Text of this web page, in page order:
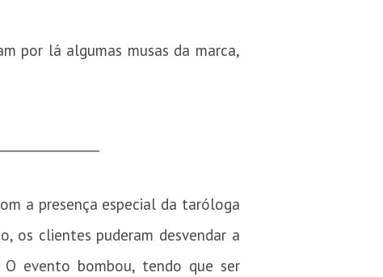
por lá algumas musas da marca,
a presença especial da taróloga
os clientes puderam desvendar a
evento bombou, tendo que ser